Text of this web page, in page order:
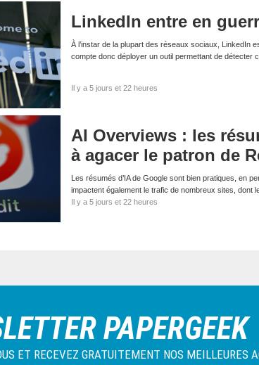
LinkedIn entre en
À l’instar de la plupart des réseaux sociaux, LinkedIn
compte donc déployer un outil permettant de détecter
Il y a 5 jours et 22 heures
AI Overviews : les
à agacer le patron de
Les résumés d’IA de Google sont bien pratiques, en
impactent également le trafic de nombreux sites, dont
Il y a 5 jours et 22 heures
PAPERGEEK
ET RECEVEZ GRATUITEMENT NOS MEILLEURES